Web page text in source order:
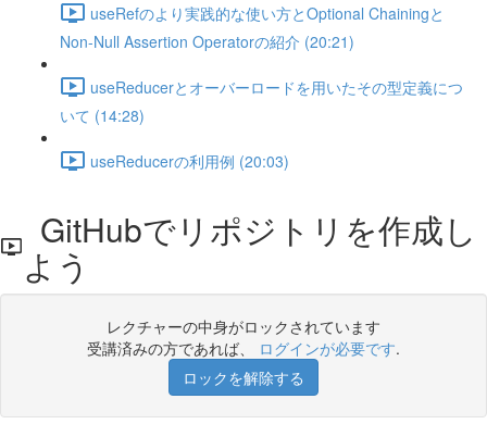
useRefのより実践的な使い方とOptional Chainingと
Non-Null Assertion Operatorの紹介 (20:21)
useReducerとオーバーロードを用いたその型定義につ
いて (14:28)
useReducerの利用例 (20:03)
GitHubでリポジトリを作成し
よう
レクチャーの中身がロックされています
受講済みの方であれば、 ログインが必要です.
ロックを解除する